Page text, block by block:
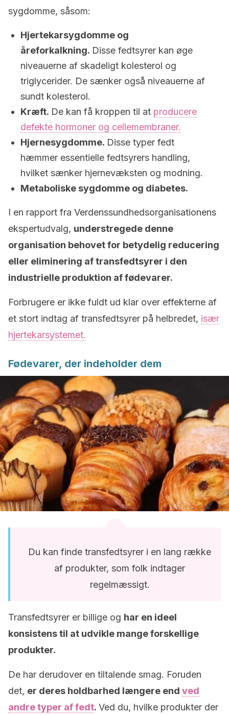
sygdomme, såsom:
Hjertekarsygdomme og
åreforkalkning. Disse fedtsyrer kan øge
niveauerne af skadeligt kolesterol og
triglycerider. De sænker også niveauerne af
sundt kolesterol.
Kræft. De kan få kroppen til at producere
defekte hormoner og cellemembraner.
Hjernesygdomme. Disse typer fedt
hæmmer essentielle fedtsyrers handling,
hvilket sænker hjernevæksten og modning.
Metaboliske sygdomme og diabetes.
I en rapport fra Verdenssundhedsorganisationens
ekspertudvalg, understregede denne
organisation behovet for betydelig reducering
eller eliminering af transfedtsyrer i den
industrielle produktion af fødevarer.
Forbrugere er ikke fuldt ud klar over effekterne af
et stort indtag af transfedtsyrer på helbredet, især
hjertekarsystemet.
Fødevarer, der indeholder dem
Du kan finde transfedtsyrer i en lang række
af produkter, som folk indtager
regelmæssigt.
Transfedtsyrer er billige og har en ideel
konsistens til at udvikle mange forskellige
produkter.
De har derudover en tiltalende smag. Foruden
det, er deres holdbarhed længere end ved
andre typer af fedt. Ved du, hvilke produkter der